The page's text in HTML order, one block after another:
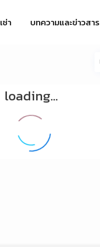
เช่า บทความและข่าวสาร
loading...